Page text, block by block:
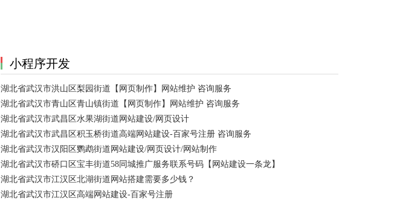
小程序开发
湖北省武汉市洪山区梨园街道【网页制作】网站维护 咨询服务
湖北省武汉市青山区青山镇街道【网页制作】网站维护 咨询服务
湖北省武汉市武昌区水果湖街道网站建设/网页设计
湖北省武汉市武昌区积玉桥街道高端网站建设-百家号注册 咨询服务
湖北省武汉市汉阳区鹦鹉街道网站建设/网页设计/网站制作
湖北省武汉市硚口区宝丰街道58同城推广服务联系号码【网站建设一条龙】
湖北省武汉市江汉区北湖街道网站搭建需要多少钱？
湖北省武汉市江汉区高端网站建设-百家号注册